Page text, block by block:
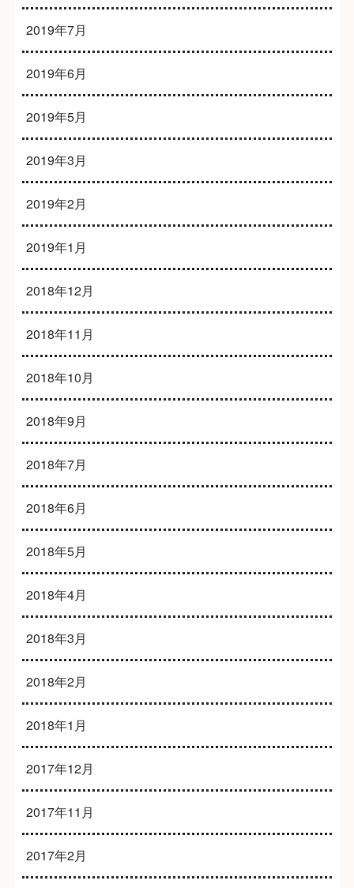
2019年7月
2019年6月
2019年5月
2019年3月
2019年2月
2019年1月
2018年12月
2018年11月
2018年10月
2018年9月
2018年7月
2018年6月
2018年5月
2018年4月
2018年3月
2018年2月
2018年1月
2017年12月
2017年11月
2017年2月